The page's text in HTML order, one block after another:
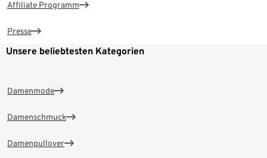
Affiliate Programm
Presse
Unsere beliebtesten Kategorien
Damenmode
Damenschmuck
Damenpullover